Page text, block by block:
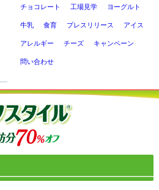
チョコレート 工場見学 ヨーグルト
牛乳 食育 プレスリリース アイス
アレルギー チーズ キャンペーン
問い合わせ